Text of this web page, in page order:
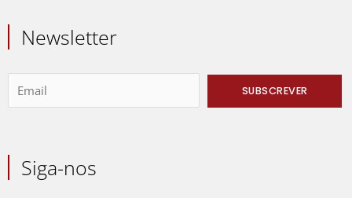
Newsletter
Siga-nos